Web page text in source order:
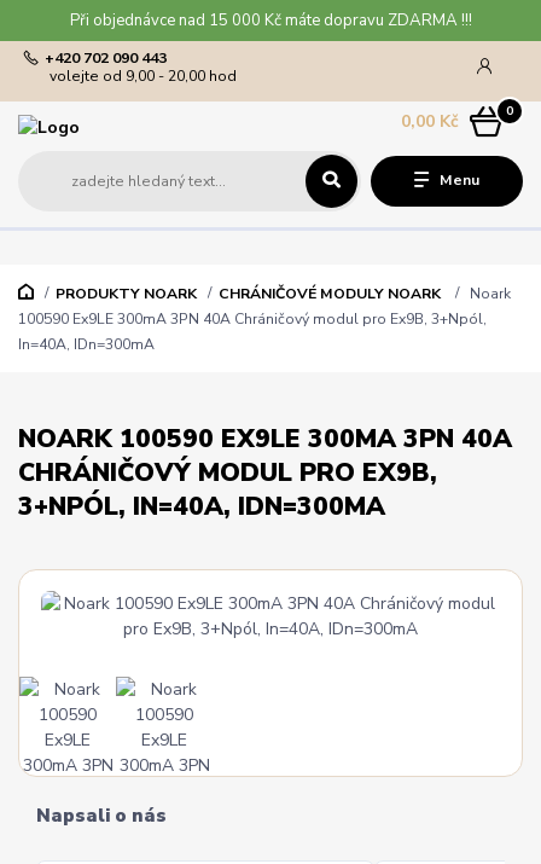
Při objednávce nad 15 000 Kč máte dopravu ZDARMA !!!
Menu
+420 702 090 443
volejte od 9,00 - 20,00 hod
0
0,00 Kč
PRODUKTY NOARK CHRÁNIČOVÉ MODULY NOARK
Noark
100590 Ex9LE 300mA 3PN 40A Chráničový modul pro Ex9B, 3+Npól,
In=40A, IDn=300mA
NOARK 100590 EX9LE 300MA 3PN 40A
CHRÁNIČOVÝ MODUL PRO EX9B,
3+NPÓL, IN=40A, IDN=300MA
Napsali o nás